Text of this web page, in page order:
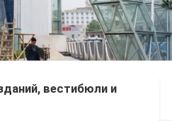
вестибюли и